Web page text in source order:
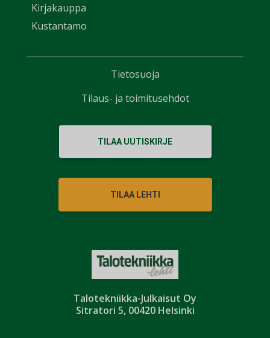
Talotekniikka-Julkaisut Oy
Sitratori 5, 00420 Helsinki
Kirjakauppa
Kustantamo
TILAA UUTISKIRJE
TILAA LEHTI
Tietosuoja
Tilaus- ja toimitusehdot